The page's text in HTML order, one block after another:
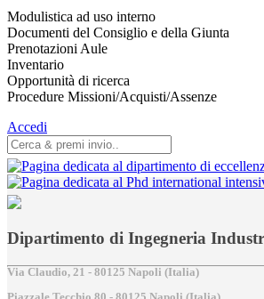
Modulistica ad uso interno
Documenti del Consiglio e della Giunta
Prenotazioni Aule
Inventario
Opportunità di ricerca
Procedure Missioni/Acquisti/Assenze
Accedi
Dipartimento di Ingegneria
Via Claudio, 21 - 80125 Napoli (Italia)